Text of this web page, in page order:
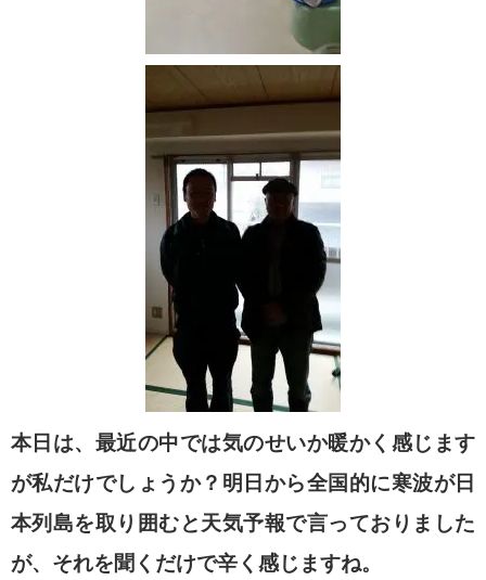
本日は、最近の中では気のせいか暖かく感じます
が私だけでしょうか？明日から全国的に寒波が日
本列島を取り囲むと天気予報で言っておりました
が、それを聞くだけで辛く感じますね。